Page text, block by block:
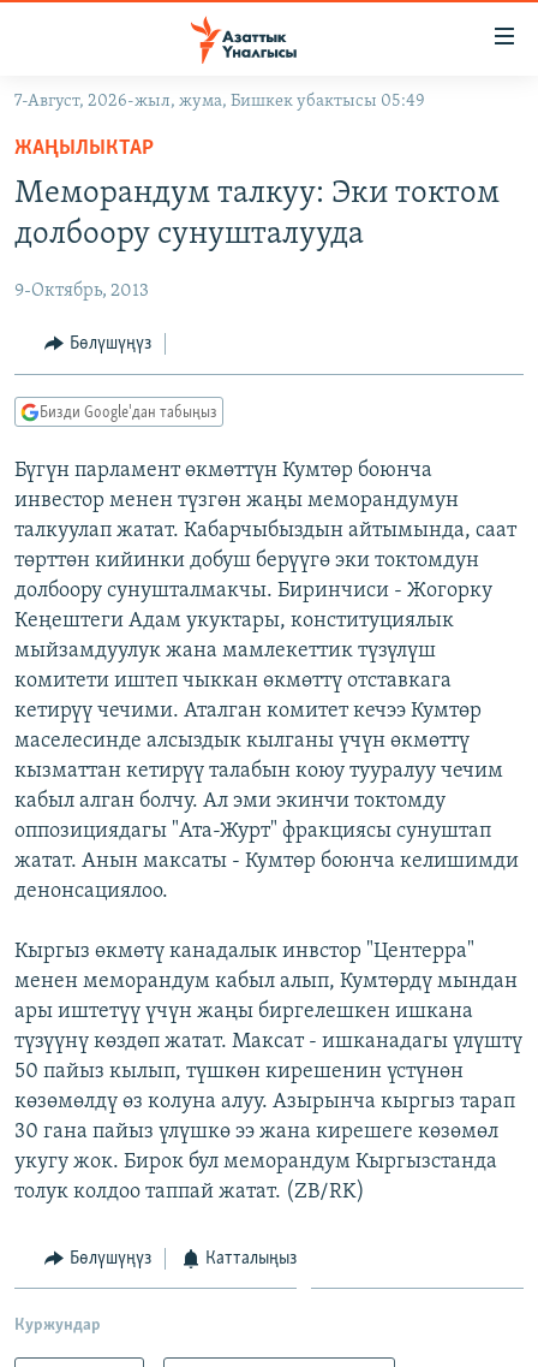
Навигацияга
өтүңүз
Издөөгө
салыңызКЫРГЫЗСТАН
ЭКОНОМИКА
МАДАНИЯТ
ДҮЙНӨ
БОРБОР АЗИЯ
АТАЙЫН ИЛИКТӨӨ
ТВ ПРОГРАММАЛАР
ЭКСПЕРТТЕР ТАЛДАЙТ
БИЗ ЖАНА ДҮЙНӨ
ДАНИСТЕ
ЭЖЕ-СИҢДИЛЕР
АЗАТТЫК+
ЫҢГАЙСЫЗ СУРООЛОР
ӨЗГӨЧӨ ПИКИР
Русский
ОНЛАЙН ШЕРИНЕ
ЭЕ/АРнун бардык сайттары
7-Август, 2026-жыл, жума, Бишкек убактысы 05:49
ЖАҢЫЛЫКТАР
Меморандум талкуу: Эки токтом
долбоору сунушталууда
9-Октябрь, 2013
Бөлүшүңүз
Бизди Google'дан табыңыз
Бүгүн парламент өкмөттүн Кумтөр боюнча
инвестор менен түзгөн жаңы меморандумун
талкуулап жатат. Кабарчыбыздын айтымында, саат
төрттөн кийинки добуш берүүгө эки токтомдун
долбоору сунушталмакчы. Биринчиси - Жогорку
Кеңештеги Адам укуктары, конституциялык
мыйзамдуулук жана мамлекеттик түзүлүш
комитети иштеп чыккан өкмөттү отставкага
кетирүү чечими. Аталган комитет кечээ Кумтөр
маселесинде алсыздык кылганы үчүн өкмөттү
кызматтан кетирүү талабын коюу тууралуу чечим
кабыл алган болчу. Ал эми экинчи токтомду
оппозициядагы "Ата-Журт" фракциясы сунуштап
жатат. Анын максаты - Кумтөр боюнча келишимди
денонсациялоо.
Кыргыз өкмөтү канадалык инвстор "Центерра"
менен меморандум кабыл алып, Кумтөрдү мындан
ары иштетүү үчүн жаңы биргелешкен ишкана
түзүүнү көздөп жатат. Максат - ишканадагы үлүштү
50 пайыз кылып, түшкөн кирешенин үстүнөн
көзөмөлдү өз колуна алуу. Азырынча кыргыз тарап
30 гана пайыз үлүшкө ээ жана кирешеге көзөмөл
укугу жок. Бирок бул меморандум Кыргызстанда
толук колдоо таппай жатат. (ZB/RK)
Бөлүшүңүз Катталыңыз
Куржундар